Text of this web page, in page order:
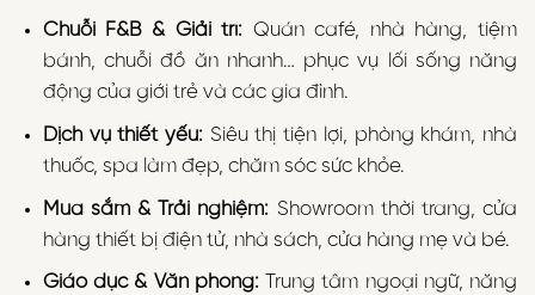
Chuỗi F&B & Giải trí: Quán café, nhà hàng, tiệm
bánh, chuỗi đồ ăn nhanh… phục vụ lối sống năng
động của giới trẻ và các gia đình.
Dịch vụ thiết yếu:Siêu thị tiện lợi, phòng khám, nhà
thuốc, spa làm đẹp, chăm sóc sức khỏe.
Mua sắm & Trải nghiệm: Showroom thời trang, cửa
hàng thiết bị điện tử, nhà sách, cửa hàng mẹ và bé.
Giáo dục & Văn phòng:Trung tâm ngoại ngữ, năng